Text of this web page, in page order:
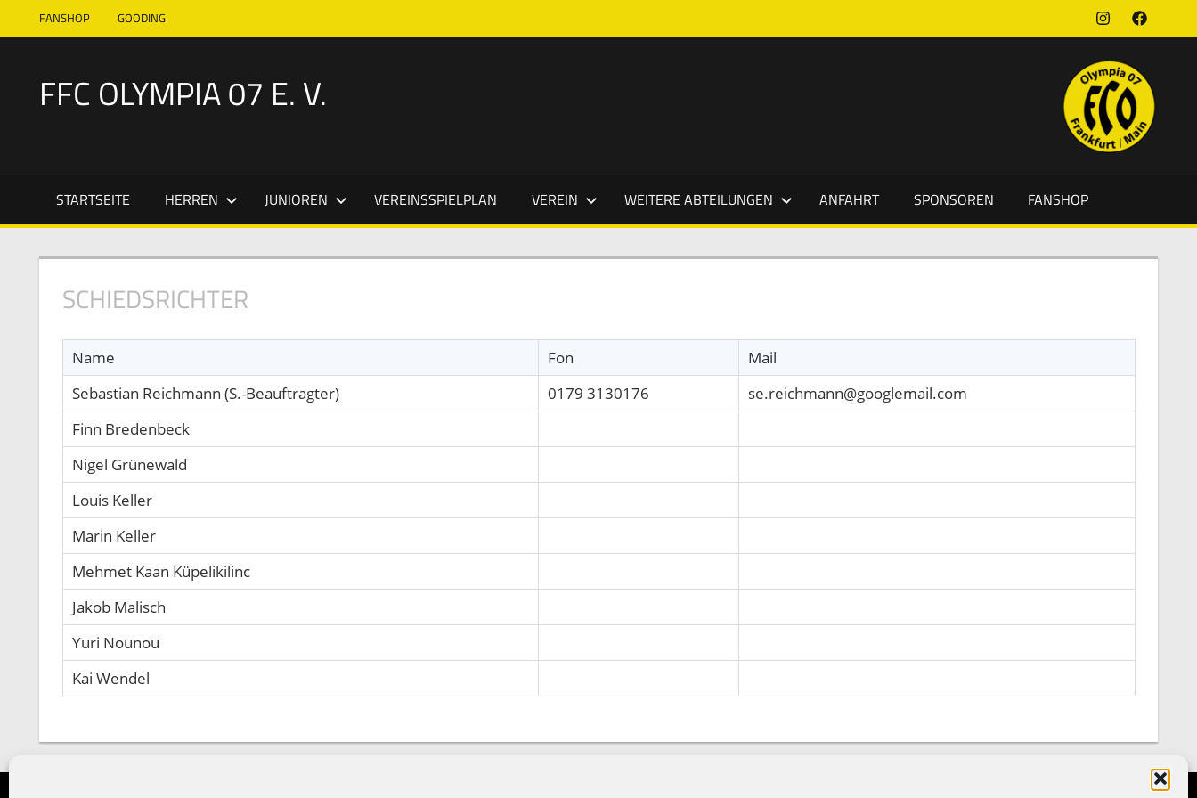
Inhalt
Instagram
FANSHOP GOODING
FFC OLYMPIA 07 E. V.
Verein
–
STARTSEITE HERREN JUNIOREN VEREINSSPIELPLAN VEREIN WEITERE ABTEILUNGEN ANFAHRT SPONSOREN FANSHOP
SCHIEDSRICHTER
Name Fon
Mail
Sebastian Reichmann (S.-Beauftragter)
0179 3130176
se.reichmann@googlemail.com
Finn Bredenbeck
Nigel Grünewald
Louis Keller
Marin Keller
Mehmet Kaan Küpelikilinc
Jakob Malisch
Yuri Nounou
Kai Wendel